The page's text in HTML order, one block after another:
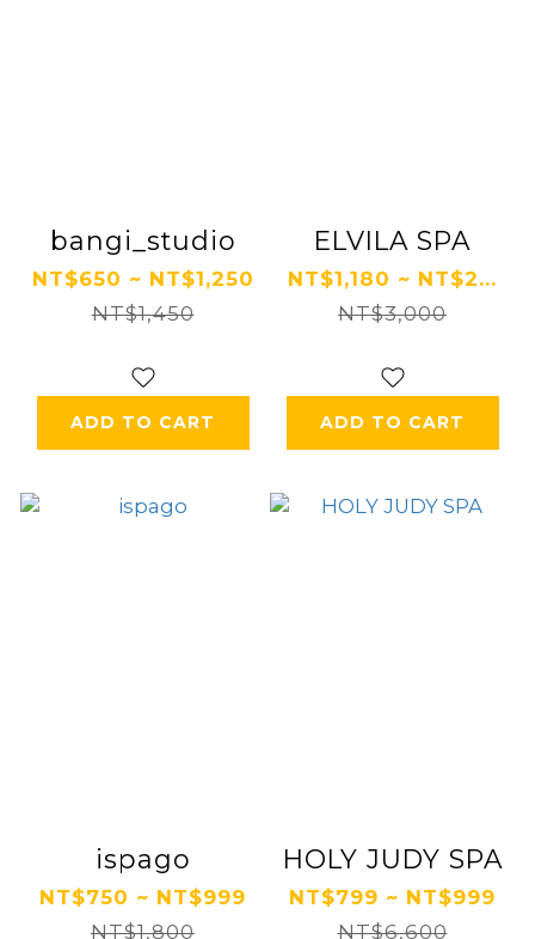
bangi_studio
NT$650 ~ NT$1,250
NT$1,450
ADD TO CART
ELVILA SPA
NT$1,180 ~ NT$2...
NT$3,000
ADD TO CART
ispago
NT$750 ~ NT$999
NT$1,800
HOLY JUDY SPA
NT$799 ~ NT$999
NT$6,600